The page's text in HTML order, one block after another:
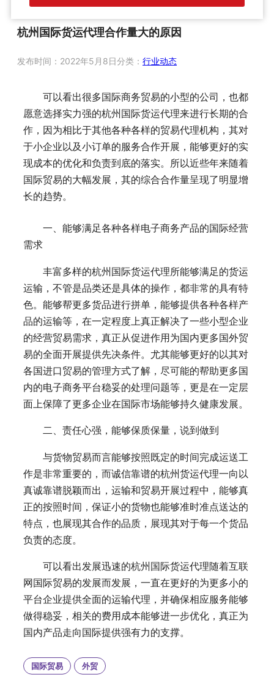
杭州国际货运代理合作量大的原因
发布时间： 2022年5月8日分类： 行业动态
可以看出很多国际商务贸易的小型的公司，也都
愿意选择实力强的杭州国际货运代理来进行长期的合
作，因为相比于其他各种各样的贸易代理机构，其对
于小企业以及小订单的服务合作开展，能够更好的实
现成本的优化和负责到底的落实。所以近些年来随着
国际贸易的大幅发展，其的综合合作量呈现了明显增
长的趋势。
一、能够满足各种各样电子商务产品的国际经营
需求
丰富多样的杭州国际货运代理所能够满足的货运
运输，不管是品类还是具体的操作，都非常的具有特
色。能够帮更多货品进行拼单，能够提供各种各样产
品的运输等，在一定程度上真正解决了一些小型企业
的经营贸易需求，真正从促进作用为国内更多国外贸
易的全面开展提供先决条件。尤其能够更好的以其对
各国进口贸易的管理方式了解，尽可能的帮助更多国
内的电子商务平台稳妥的处理问题等，更是在一定层
面上保障了更多企业在国际市场能够持久健康发展。
二、责任心强，能够保质保量，说到做到
与货物贸易而言能够按照既定的时间完成运送工
作是非常重要的，而诚信靠谱的杭州货运代理一向以
真诚靠谱脱颖而出，运输和贸易开展过程中，能够真
正的按照时间，保证小的货物也能够准时准点送达的
特点，也展现其合作的品质，展现其对于每一个货品
负责的态度。
可以看出发展迅速的杭州国际货运代理随着互联
网国际贸易的发展而发展，一直在更好的为更多小的
平台企业提供全面的运输代理，并确保相应服务能够
做得稳妥，相关的费用成本能够进一步优化，真正为
国内产品走向国际提供强有力的支撑。
国际贸易 外贸